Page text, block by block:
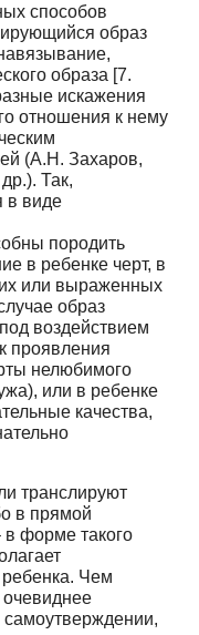
способов
образ
образа [7.
искажения
отношения к нему
(А.Н. Захаров,
Так,
в виде
породить
в ребенке черт, в
или выраженных
образ
воздействием
проявления
нелюбимого
или в ребенке
качества,
транслируют
в прямой
форме такого
Чем
очевиднее